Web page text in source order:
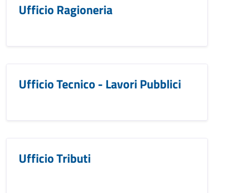
Ufficio Ragioneria
Ufficio Tecnico - Lavori Pubblici
Ufficio Tributi